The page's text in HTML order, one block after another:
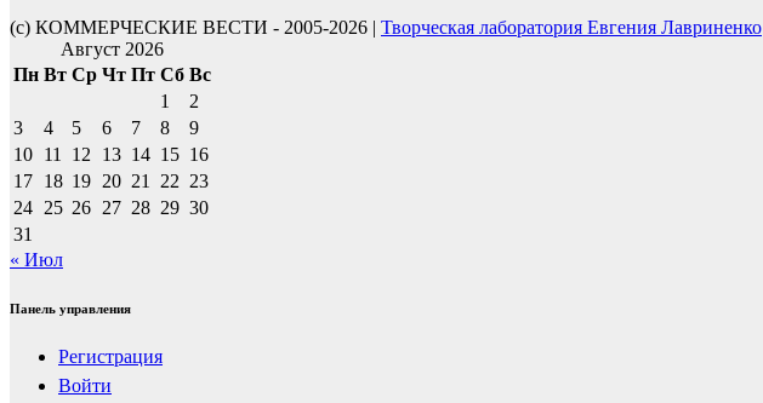
(с) КОММЕРЧЕСКИЕ ВЕСТИ - 2005-2026 | Творческая лаборатория Евгения Лавриненко
Август 2026
Пн Вт Ср Чт Пт Сб Вс
1
2
3
4 5 6 7 8
9
10 11 12 13 14 15 16
17 18 19 20 21 22 23
24 25 26 27 28 29 30
31
« Июл
Панель управления
Регистрация
Войти